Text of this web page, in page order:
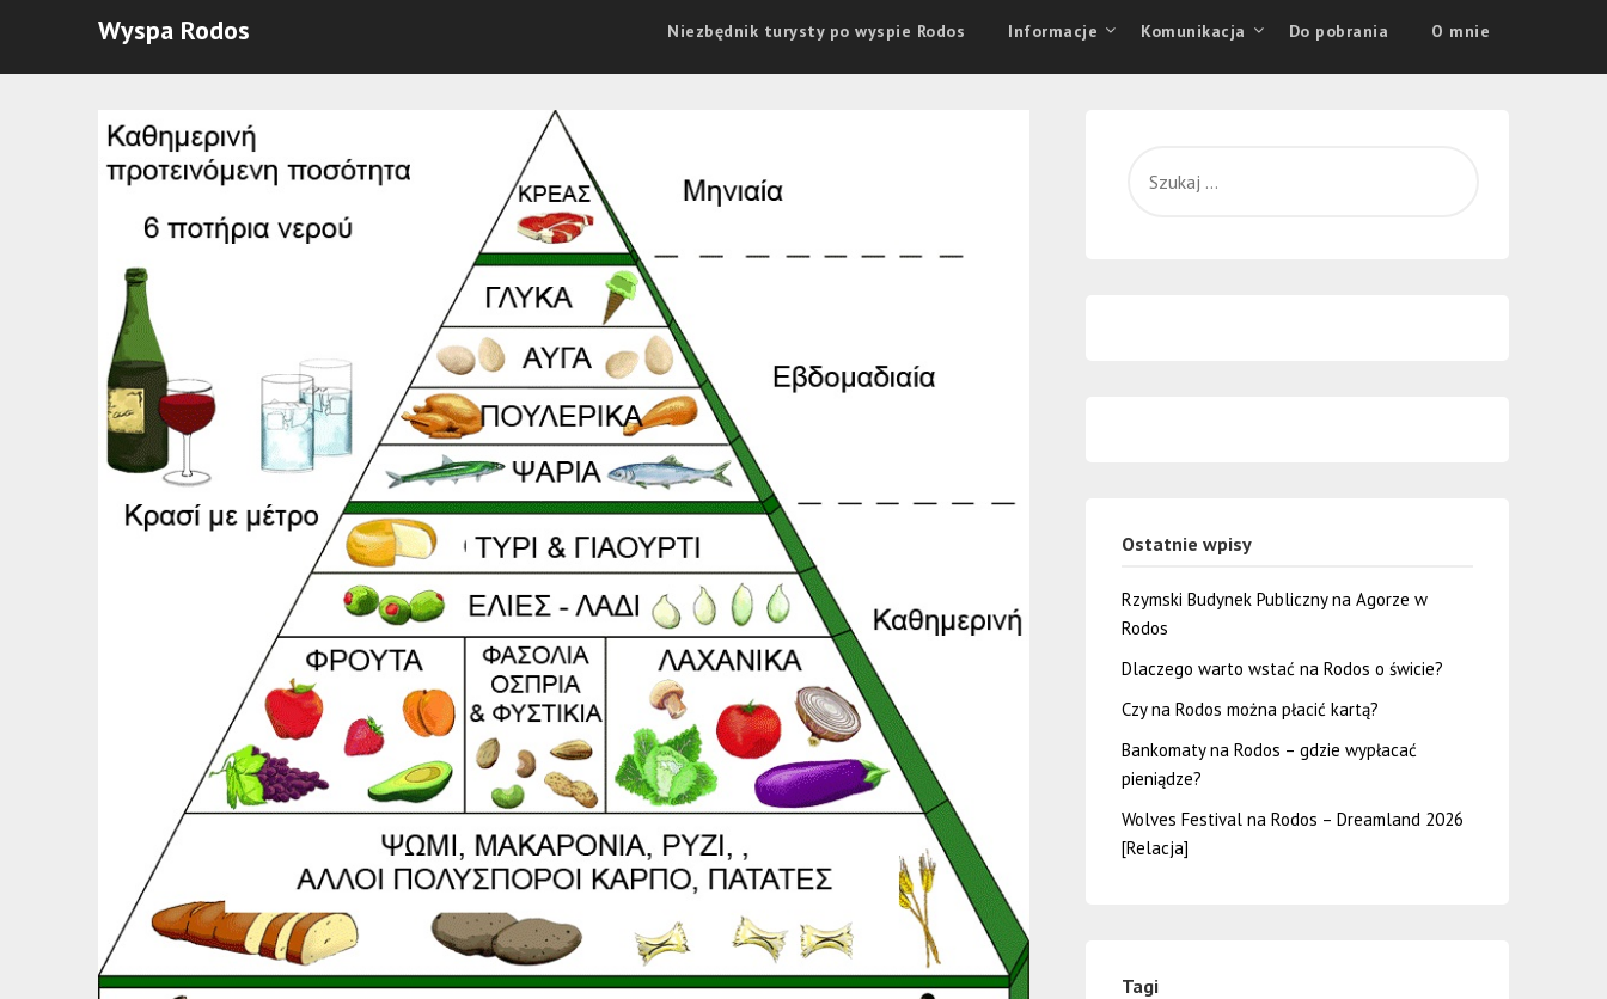
Wyspa Rodos Niezbędnik turysty po wyspie Rodos Informacje Komunikacja Do pobrania O mnie
Ostatnie wpisy
Rzymski Budynek Publiczny na Agorze w
Rodos
Dlaczego warto wstać na Rodos o świcie?
Czy na Rodos można płacić kartą?
Bankomaty na Rodos – gdzie wypłacać
pieniądze?
Wolves Festival na Rodos – Dreamland 2026
[Relacja]
Tagi